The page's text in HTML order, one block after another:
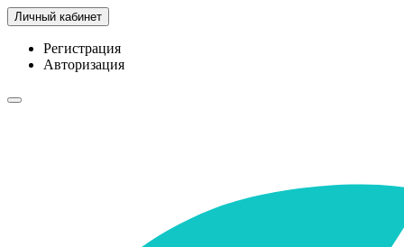
Личный кабинет
Регистрация
Авторизация